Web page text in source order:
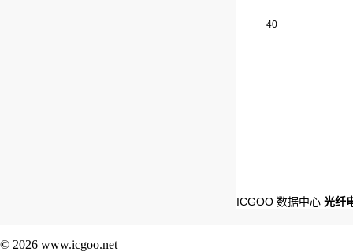
40
ICGOO 数据中心 光纤